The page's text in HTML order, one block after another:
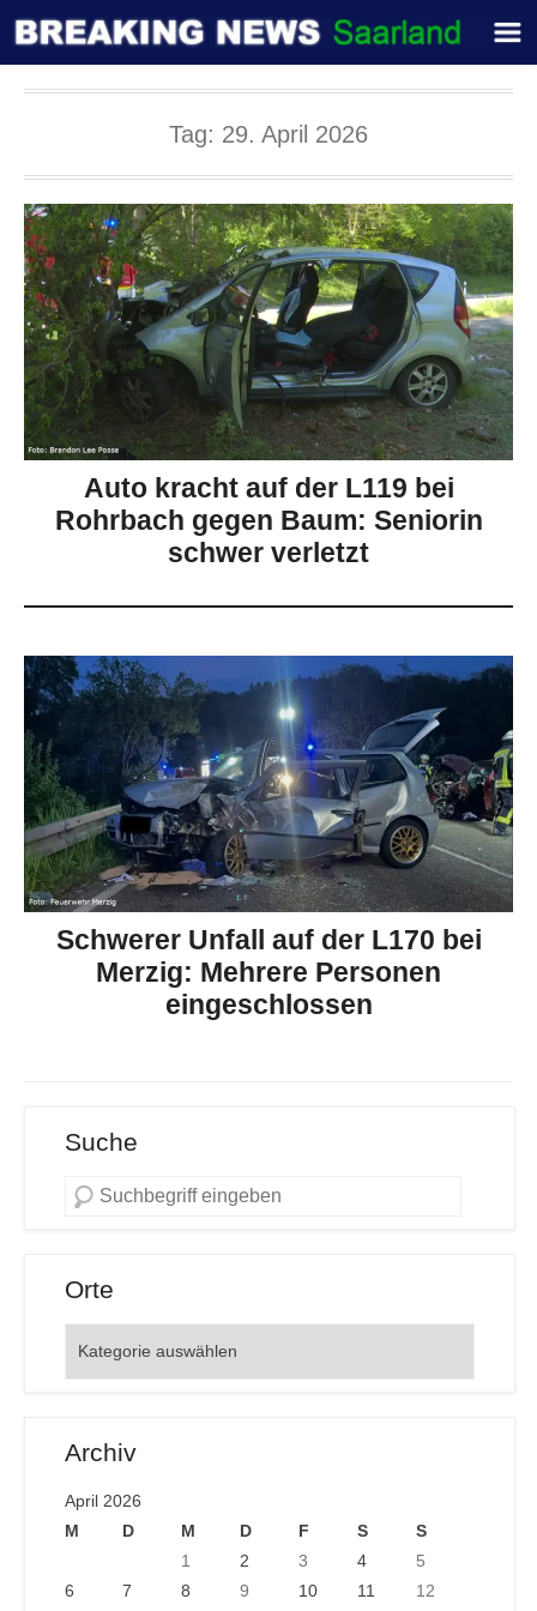
Tag: 29. April 2026
Auto kracht auf der L119 bei
Rohrbach gegen Baum: Seniorin
schwer verletzt
Schwerer Unfall auf der L170 bei
Merzig: Mehrere Personen
eingeschlossen
Suche
Orte
Archiv
April 2026
M
D M D F S
S
1
2 3 4
5
6
7 8 9 10 11 12